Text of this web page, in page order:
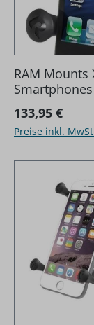
RAM
Zoll),
Regulärer
133,95 €
Preise inkl.